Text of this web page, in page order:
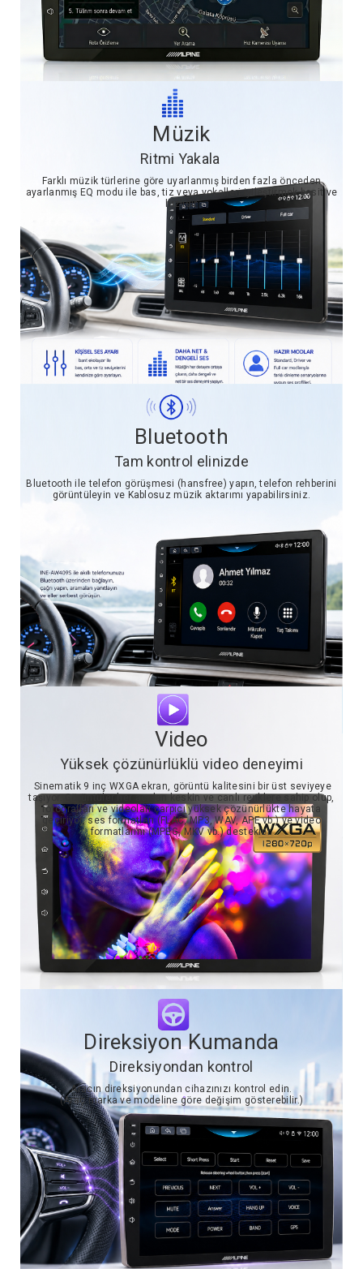
Müzik
Ritmi Yakala
Farklı müzik türlerine göre uyarlanmış birden fazla önceden
ayarlanmış EQ modu ile bas, tiz veya vokalleri iyileştirmek basit ve
hızlıdır
Bluetooth
Tam kontrol elinizde
Bluetooth ile telefon görüşmesi (hansfree) yapın, telefon rehberini
görüntüleyin ve Kablosuz müzik aktarımı yapabilirsiniz.
Video
Yüksek çözünürlüklü video deneyimi
Sinematik 9 inç WXGA ekran, görüntü kalitesini bir üst seviyeye
taşıyor. Görüntüler her açıdan keskin ve canlı renklere sahip olup,
fotoğrafları ve videoları çarpıcı yüksek çözünürlükte hayata
geçiriyor, ses formatları (FLAC, MP3, WAV, APE vb.) ve video
formatlarını (MPEG, MKV vb.) destekler.
Direksiyon Kumanda
Direksiyondan kontrol
Aracın direksiyonundan cihazınızı kontrol edin.
(Araç marka ve modeline göre değişim gösterebilir.)